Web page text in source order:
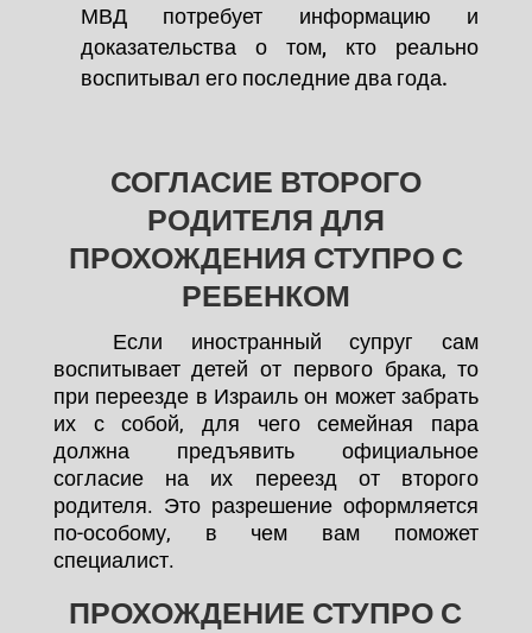
МВД потребует информацию и
доказательства о том, кто реально
воспитывал его последние два года.
СОГЛАСИЕ ВТОРОГО
РОДИТЕЛЯ ДЛЯ
ПРОХОЖДЕНИЯ СТУПРО С
РЕБЕНКОМ
Если иностранный супруг сам
воспитывает детей от первого брака, то
при переезде в Израиль он может забрать
их с собой, для чего семейная пара
должна предъявить официальное
согласие на их переезд от второго
родителя. Это разрешение оформляется
по-особому, в чем вам поможет
специалист.
ПРОХОЖДЕНИЕ СТУПРО С